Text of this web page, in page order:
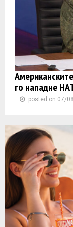
го нападне
posted on 07/